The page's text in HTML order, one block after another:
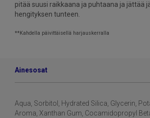
pitää suusi raikkaana ja puhtaana ja jättää
hengityksen tunteen.
**Kahdella päivittäisellä harjauskerralla
Ainesosat
Aqua, Sorbitol, Hydrated Silica, Glycerin,
Aroma, Xanthan Gum, Cocamidopropyl